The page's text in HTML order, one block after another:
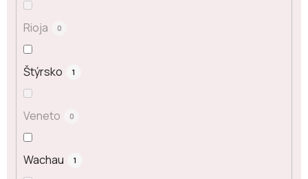
Rioja 0
Štýrsko 1
Veneto 0
Wachau 1